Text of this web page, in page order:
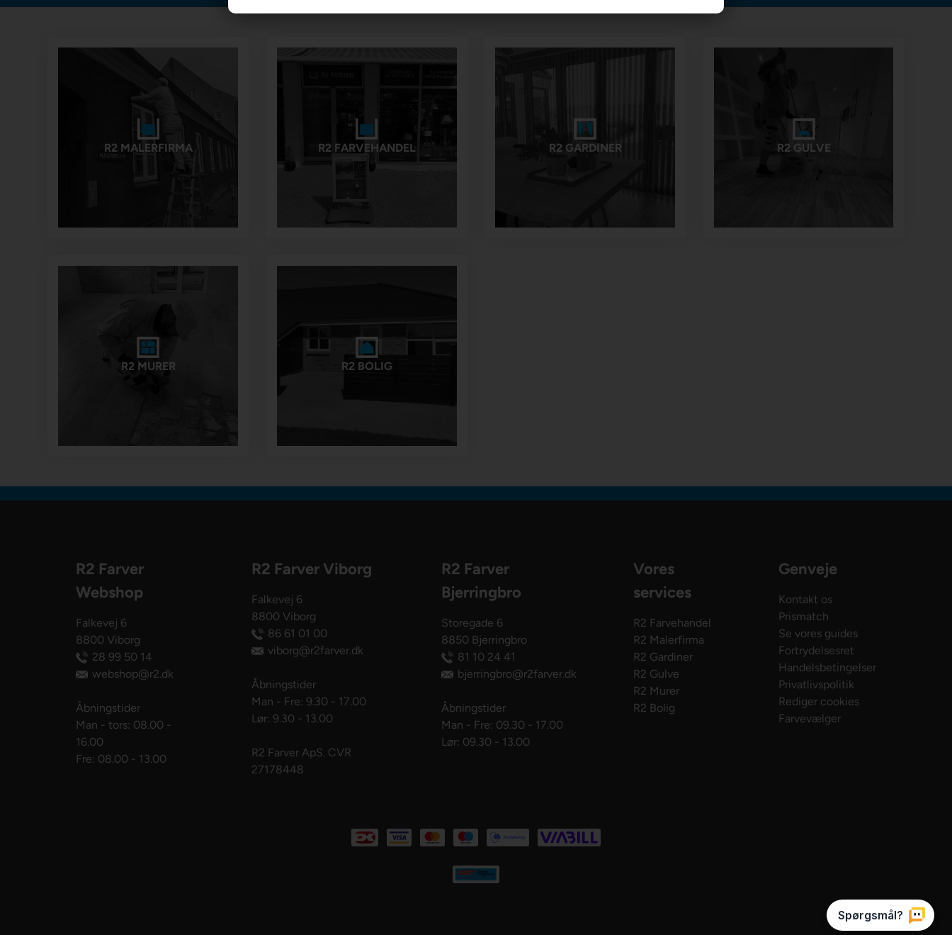
R2 MALERFIRMA R2 FARVEHANDEL R2 GARDINER R2 GULVE
R2 MURER R2 BOLIG
R2 Farver
Webshop
Falkevej 6
8800 Viborg
28 99 50 14
webshop@r2.dk
Åbningstider
Man - tors: 08.00 -
16.00
Fre: 08.00 - 13.00
R2 Farver Viborg
Falkevej 6
8800 Viborg
86 61 01 00
viborg@r2farver.dk
Åbningstider
Man - Fre: 9.30 - 17.00
Lør: 9.30 - 13.00
R2 Farver ApS. CVR
27178448
R2 Farver
Bjerringbro
Storegade 6
8850 Bjerringbro
81 10 24 41
bjerringbro@r2farver.dk
Åbningstider
Man - Fre: 09.30 - 17.00
Lør: 09.30 - 13.00
Vores
services
R2 Farvehandel
R2 Malerfirma
R2 Gardiner
R2 Gulve
R2 Murer
R2 Bolig
Genveje
Kontakt os
Prismatch
Se vores guides
Fortrydelsesret
Handelsbetingelser
Privatlivspolitik
Rediger cookies
Farvevælger